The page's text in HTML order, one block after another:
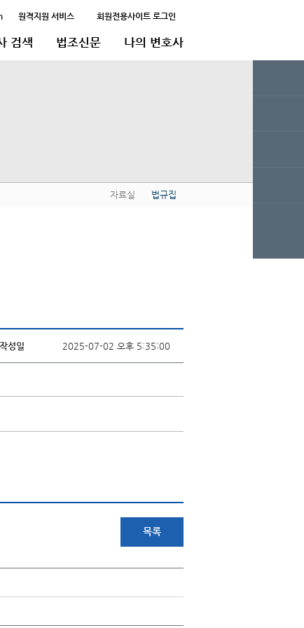
원격지원 서비스 회원전용사이트 로그인
검색 법조신문 나의 변호사
자료실 법규집
작성일 2025-07-02 오후 5:35:00
목록